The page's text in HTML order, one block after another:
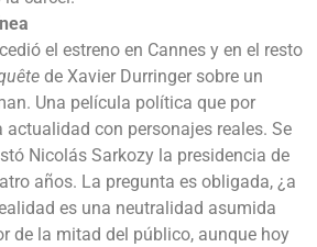
el estreno en Cannes y en el resto
de Xavier Durringer sobre un
Una película política que por
actualidad con personajes reales. Se
Nicolás Sarkozy la presidencia de
años. La pregunta es obligada, ¿a
es una neutralidad asumida
de la mitad del público, aunque hoy